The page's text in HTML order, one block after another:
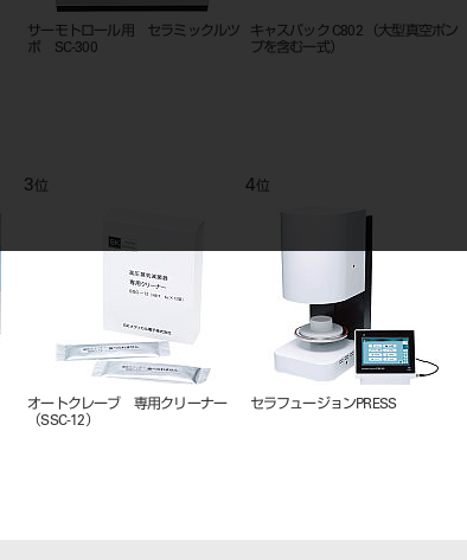
エアロマーズ用カーボンルツボ SC-
250C
ナショナル ブローパイプ
9位
AIR GUARD SP(エアーガード
SP) #
10位
ペンシルブラスター用ガラス研磨剤